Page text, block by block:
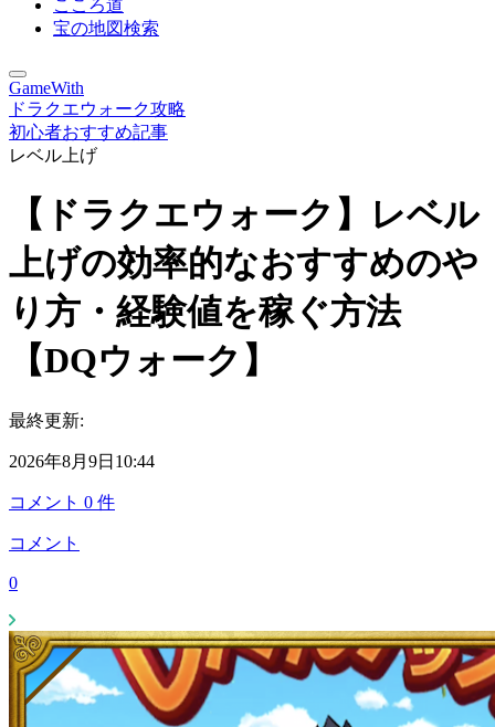
こころ道
宝の地図検索
GameWith
ドラクエウォーク攻略
初心者おすすめ記事
レベル上げ
【ドラクエウォーク】レベル
上げの効率的なおすすめのや
り方・経験値を稼ぐ方法
【DQウォーク】
最終更新:
2026年8月9日10:44
コメント 0 件
コメント
0